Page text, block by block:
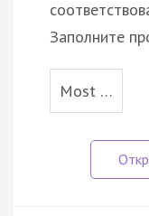
Заполните
Most …